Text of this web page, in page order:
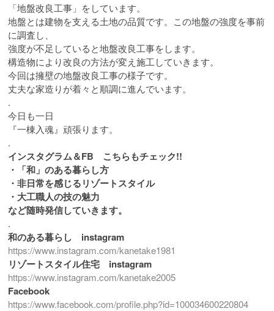
「地盤改良工事」をしています。
地盤とは建物を支える土地の品質です。この地盤の強度を事前
に調査し、
強度が不足していると地盤改良工事をします。
構造物により改良の方法が変え施工していきます。
今回は擁壁の地盤改良工事の様子です。
丈夫な家造りが着々と順調に進んでいます。
.
今日も一日
『一棟入魂』頑張ります。
.
インスタグラム＆FB こちらもチェック!!
・「和」のある暮らし方
・非日常を感じるリゾートスタイル
・大工職人の技の魅力
など随時発信していきます。
.
和のある暮らし instagram
https://www.instagram.com/kanetake1981
リゾートスタイル住宅 instagram
https://www.instagram.com/kanetake2005
Facebook
https://www.facebook.com/profile.php?id=100034600220804